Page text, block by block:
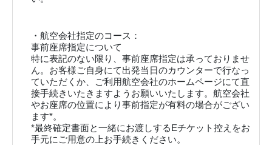
・航空会社指定のコース：
事前座席指定について
特に表記のない限り、事前座席指定は承っておりませ
ん。お客様ご自身にて出発当日のカウンターで行なっ
ていただくか、ご利用航空会社のホームページにて直
接手続きいたきますようお願いいたします。航空会社
やお座席の位置により事前指定が有料の場合がござい
ます*。
*最終確定書面と一緒にお渡しするEチケット控えをお
手元にご用意の上お手続きください。